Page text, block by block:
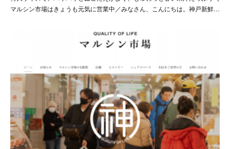
マルシン市場はきょうも元気に営業中／みなさん、こんにちは。神戸新鮮…